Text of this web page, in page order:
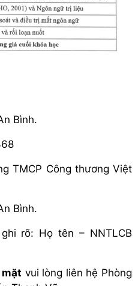
Bình.
TMCP Công thương Việt
Bình.
rõ: Họ tên – NNTLCB
vui lòng liên hệ Phòng